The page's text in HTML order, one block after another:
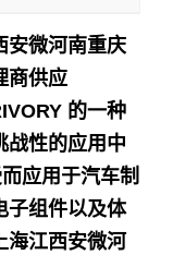
安微河南重庆
商供应
的一种
战性的应用中
应用于汽车制
子组件以及体
海江西安微河